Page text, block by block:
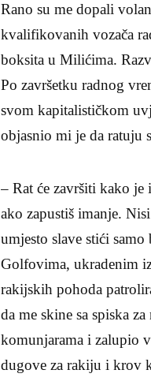
Rano su me dopali
kvalifikovanih vozača
boksita u Milićima.
Po završetku radnog
svom kapitalističkom
objasnio mi je da ratuju
– Rat će završiti kako je
ako zapustiš imanje.
umjesto slave stići
Golfovima, ukradenim
rakijskih pohoda
da me skine sa spiska
komunjarama i zalupio
dugove za rakiju i krov